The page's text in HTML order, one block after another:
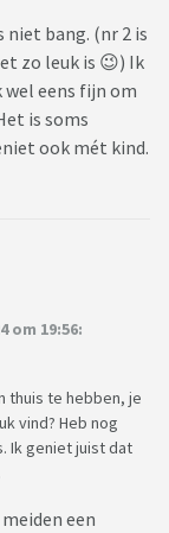
bang. (nr 2 is
zo leuk is 😉) Ik
wel eens fijn om
is soms
ook mét kind.
om 19:56:
thuis te hebben, je
vind? Heb nog
Ik geniet juist dat
een